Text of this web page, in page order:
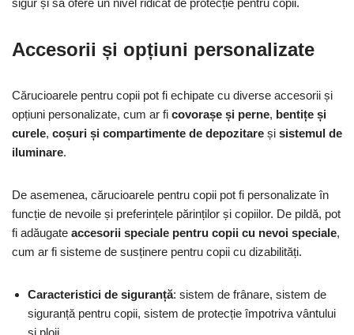
sigur și să ofere un nivel ridicat de protecție pentru copii.
Accesorii și opțiuni personalizate
Cărucioarele pentru copii pot fi echipate cu diverse accesorii și
opțiuni personalizate, cum ar fi covorașe și perne, bentițe și
curele, coșuri și compartimente de depozitare și sistemul de
iluminare.
De asemenea, cărucioarele pentru copii pot fi personalizate în
funcție de nevoile și preferințele părinților și copiilor. De pildă, pot
fi adăugate accesorii speciale pentru copii cu nevoi speciale,
cum ar fi sisteme de susținere pentru copii cu dizabilități.
Caracteristici de siguranță: sistem de frânare, sistem de
siguranță pentru copii, sistem de protecție împotriva vântului
și ploii